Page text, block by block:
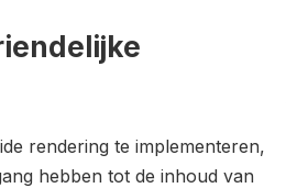
rendering te implementeren,
hebben tot de inhoud van